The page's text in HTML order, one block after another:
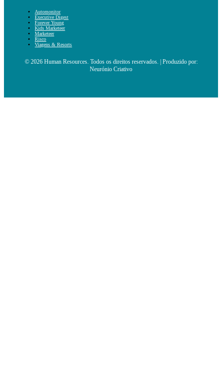
Automonitor
Executive Digest
Forever Young
Kids Marketeer
Marketeer
Risco
Viagens & Resorts
© 2026 Human Resources. Todos os direitos reservados. | Produzido por:
Neurónio Criativo